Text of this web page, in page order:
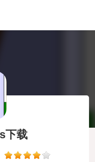
下载